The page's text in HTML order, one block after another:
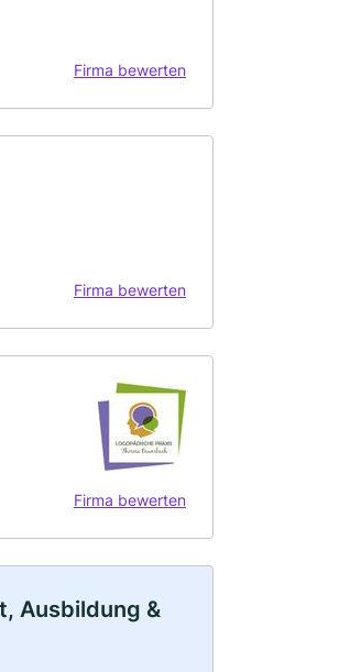
Firma bewerten
Firma bewerten
Firma bewerten
Ausbildung &